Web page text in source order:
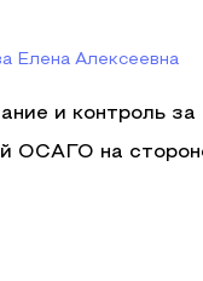
Елена Алексеевна
и контроль
ОСАГО на